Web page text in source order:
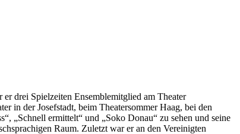
drei Spielzeiten Ensemblemitglied am Theater
in der Josefstadt, beim Theatersommer Haag, bei den
„Schnell ermittelt“ und „Soko Donau“ zu sehen und seine
Raum. Zuletzt war er an den Vereinigten